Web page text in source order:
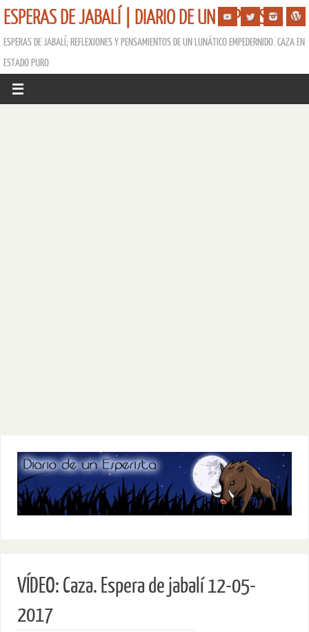
ESPERAS DE JABALÍ | DIARIO DE UN ESPERISTA
ESPERAS DE JABALÍ; REFLEXIONES Y PENSAMIENTOS DE UN LUNÁTICO EMPEDERNIDO. CAZA EN
ESTADO PURO
VÍDEO: Caza. Espera de jabalí 12-05-
2017